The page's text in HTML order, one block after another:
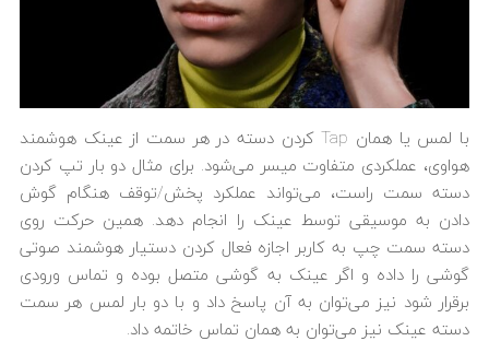
با لمس یا همان Tap کردن دسته در هر سمت از عینک هوشمند
هواوی، عملکردی متفاوت میسر می‌شود. برای مثال دو بار تپ کردن
دسته سمت راست، می‌تواند عملکرد پخش/توقف هنگام گوش
دادن به موسیقی توسط عینک را انجام دهد. همین حرکت روی
دسته سمت چپ به کاربر اجازه فعال کردن دستیار هوشمند صوتی
گوشی را داده و اگر عینک به گوشی متصل بوده و تماس ورودی
برقرار شود نیز می‌توان به آن پاسخ داد و با دو بار لمس هر سمت
دسته عینک نیز می‌توان به همان تماس خاتمه داد.